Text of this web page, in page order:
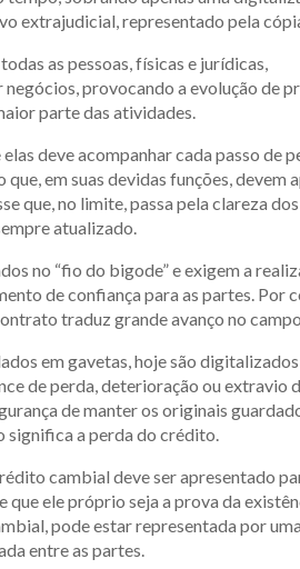
extrajudicial, representado pela
as pessoas, físicas e jurídicas,
provocando a evolução de
parte das atividades.
deve acompanhar cada passo de
em suas devidas funções, devem
que, no limite, passa pela clareza dos
atualizado.
no “fio do bigode” e exigem a
de confiança para as partes. Por
traduz grande avanço no
em gavetas, hoje são
de perda, deterioração ou extravio
de manter os originais
significa a perda do crédito.
cambial deve ser apresentado
ele próprio seja a prova da
pode estar representada por
entre as partes.